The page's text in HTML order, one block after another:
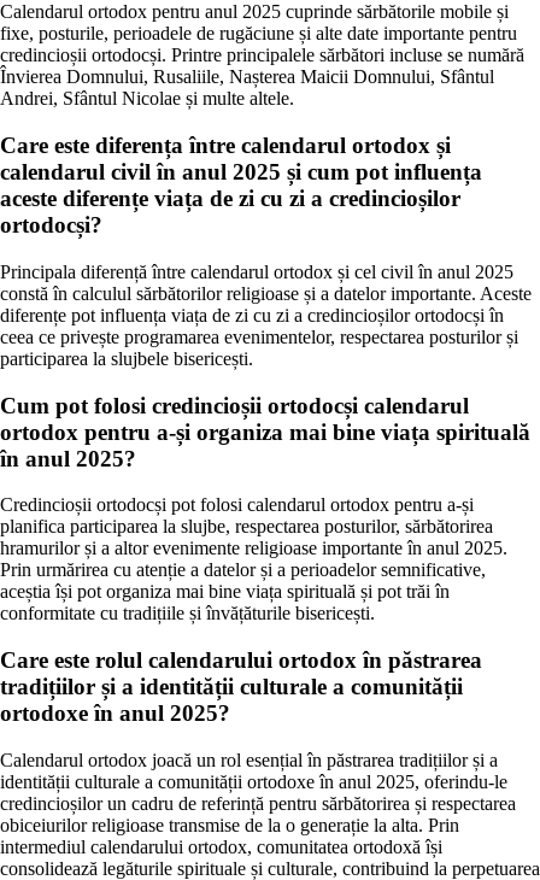
Calendarul ortodox pentru anul 2025 cuprinde sărbătorile mobile și
fixe, posturile, perioadele de rugăciune și alte date importante pentru
credincioșii ortodocși. Printre principalele sărbători incluse se numără
Învierea Domnului, Rusaliile, Nașterea Maicii Domnului, Sfântul
Andrei, Sfântul Nicolae și multe altele.
Care este diferența între calendarul ortodox și
calendarul civil în anul 2025 și cum pot influența
aceste diferențe viața de zi cu zi a credincioșilor
ortodocși?
Principala diferență între calendarul ortodox și cel civil în anul 2025
constă în calculul sărbătorilor religioase și a datelor importante. Aceste
diferențe pot influența viața de zi cu zi a credincioșilor ortodocși în
ceea ce privește programarea evenimentelor, respectarea posturilor și
participarea la slujbele bisericești.
Cum pot folosi credincioșii ortodocși calendarul
ortodox pentru a-și organiza mai bine viața spirituală
în anul 2025?
Credincioșii ortodocși pot folosi calendarul ortodox pentru a-și
planifica participarea la slujbe, respectarea posturilor, sărbătorirea
hramurilor și a altor evenimente religioase importante în anul 2025.
Prin urmărirea cu atenție a datelor și a perioadelor semnificative,
aceștia își pot organiza mai bine viața spirituală și pot trăi în
conformitate cu tradițiile și învățăturile bisericești.
Care este rolul calendarului ortodox în păstrarea
tradițiilor și a identității culturale a comunității
ortodoxe în anul 2025?
Calendarul ortodox joacă un rol esențial în păstrarea tradițiilor și a
identității culturale a comunității ortodoxe în anul 2025, oferindu-le
credincioșilor un cadru de referință pentru sărbătorirea și respectarea
obiceiurilor religioase transmise de la o generație la alta. Prin
intermediul calendarului ortodox, comunitatea ortodoxă își
consolidează legăturile spirituale și culturale, contribuind la perpetuarea